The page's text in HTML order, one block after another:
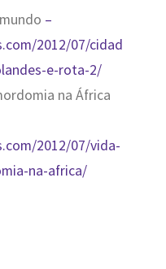
–
2012/07/cidad
e-rota-2/
na África
2012/07/vida-
na-africa/